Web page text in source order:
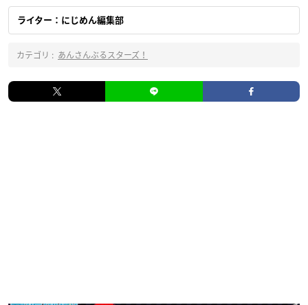
ライター：にじめん編集部
カテゴリ : あんさんぶるスターズ！